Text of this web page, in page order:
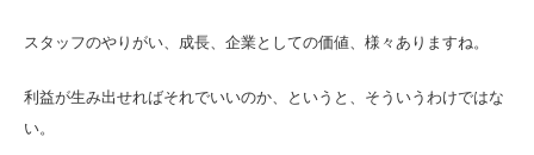
スタッフのやりがい、成長、企業としての価値、様々ありますね。
利益が生み出せればそれでいいのか、というと、そういうわけではな
い。